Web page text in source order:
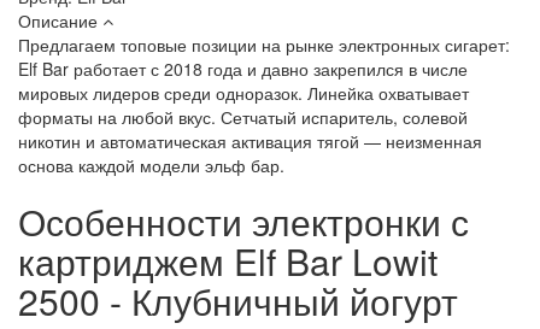
Описание
Предлагаем топовые позиции на рынке электронных сигарет:
Elf Bar работает с 2018 года и давно закрепился в числе
мировых лидеров среди одноразок. Линейка охватывает
форматы на любой вкус. Сетчатый испаритель, солевой
никотин и автоматическая активация тягой — неизменная
основа каждой модели эльф бар.
Особенности электронки с
картриджем Elf Bar Lowit
2500 - Клубничный йогурт